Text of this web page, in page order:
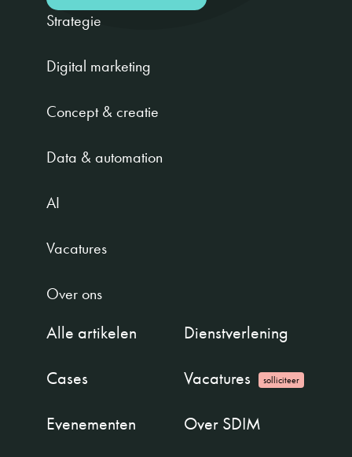
Strategie
Digital marketing
Concept & creatie
Data & automation
AI
Vacatures
Over ons
Alle artikelen
Dienstverlening
Cases
Vacatures solliciteer
Evenementen
Over SDIM